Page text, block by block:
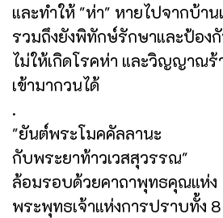
และทำให้ "ห่า" หายไปจากบ้าน
รวมถึงยังพิทักษ์รักษาและป้อง
ไม่ให้เกิดโรคห่า และวิญญาณร้
เข้ามากวนได้
.
"ยันต์พระโมคคัลลานะ
กับพระยาท้าวเวสสุวรรณ"
ล้อมรอบด้วยคาถาพุทธคุณแห่ง
พระพุทธเจ้าแห่งการปราบทั้ง